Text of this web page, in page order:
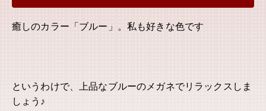
癒しのカラー「ブルー」。私も好きな色です
というわけで、上品なブルーのメガネでリラックスしま
しょう♪